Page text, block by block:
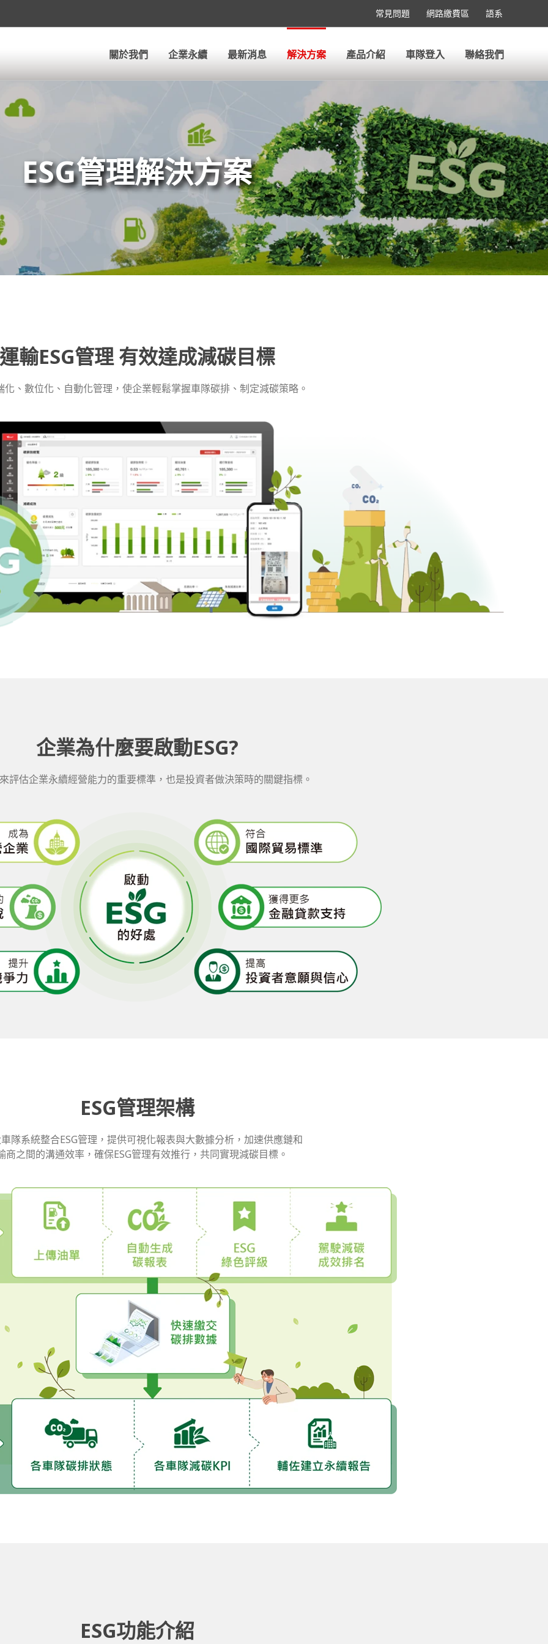
常見問題 網路繳費區 語系
關於我們 企業永續 最新消息 解決方案 產品介紹 車隊登入 聯絡我們
ESG管理解決方案
輸ESG管理 有效達成減碳目標
化、數位化、自動化管理，使企業輕鬆掌握車隊碳排、制定減碳策略。
企業為什麼要啟動ESG?
評估企業永續經營能力的重要標準，也是投資者做決策時的關鍵指標。
ESG管理架構
隊系統整合ESG管理，提供可視化報表與大數據分析，加速供應鏈和
商之間的溝通效率，確保ESG管理有效推行，共同實現減碳目標。
ESG功能介紹